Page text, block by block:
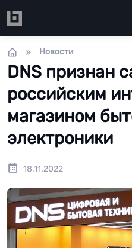
Новости
DNS признан
российским
магазином
электроники
18.11.2022